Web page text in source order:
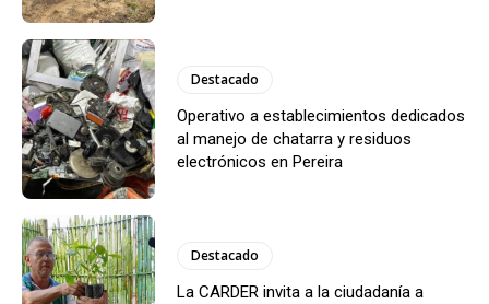
Destacado
Operativo a establecimientos dedicados
al manejo de chatarra y residuos
electrónicos en Pereira
Destacado
La CARDER invita a la ciudadanía a